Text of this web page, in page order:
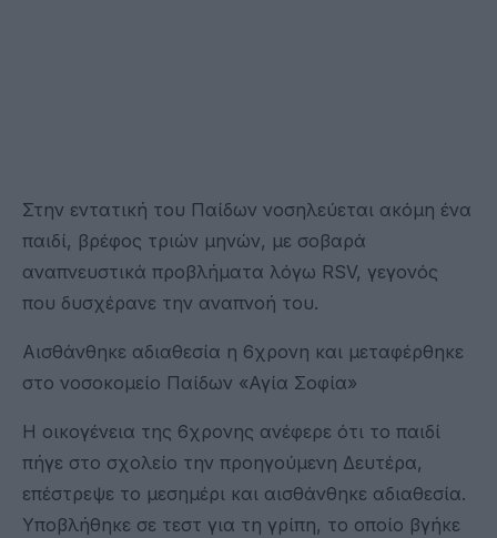
Στην εντατική του Παίδων νοσηλεύεται ακόμη ένα
παιδί, βρέφος τριών μηνών, με σοβαρά
αναπνευστικά προβλήματα λόγω RSV, γεγονός
που δυσχέρανε την αναπνοή του.
Αισθάνθηκε αδιαθεσία η 6χρονη και μεταφέρθηκε
στο νοσοκομείο Παίδων «Αγία Σοφία»
Η οικογένεια της 6χρονης ανέφερε ότι το παιδί
πήγε στο σχολείο την προηγούμενη Δευτέρα,
επέστρεψε το μεσημέρι και αισθάνθηκε αδιαθεσία.
Υποβλήθηκε σε τεστ για τη γρίπη, το οποίο βγήκε